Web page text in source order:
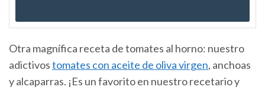
Otra magnífica receta de tomates al horno: nuestro
adictivostomates con aceite de oliva virgen, anchoas
y alcaparras. ¡Es un favorito en nuestro recetario y